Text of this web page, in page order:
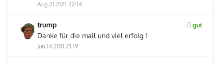
Aug.21.2011 22:14
trump gut
Danke für die mail und viel erfolg !
Jun.14.2011 21:19